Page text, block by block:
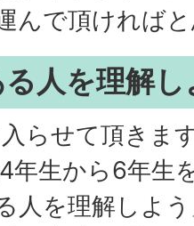
んで頂ければ
る人を理解
らせて頂きま
年生から6年生
人を理解しよ